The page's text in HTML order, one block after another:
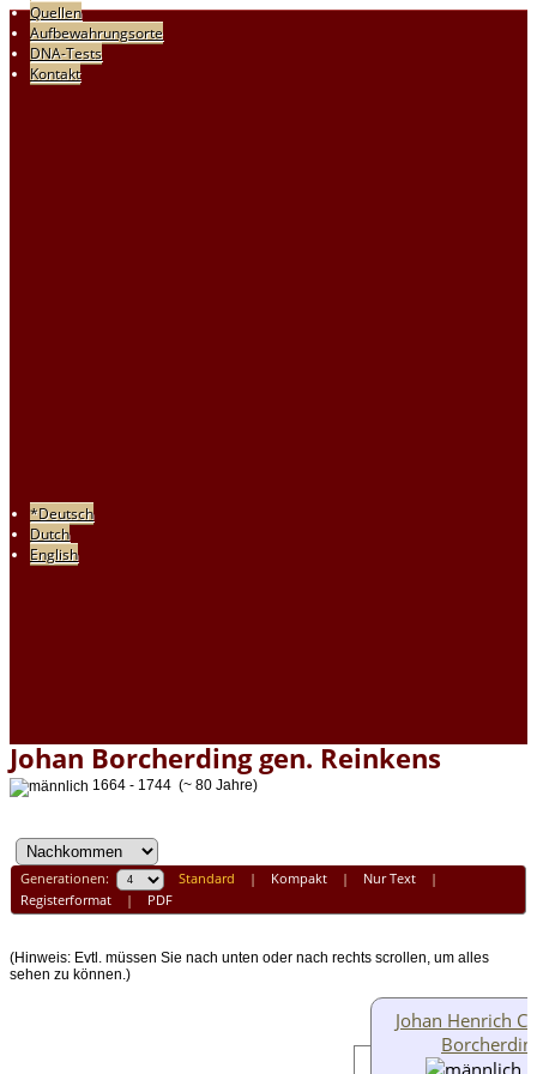
Quellen
Aufbewahrungsorte
DNA-Tests
Kontakt
*Deutsch
Dutch
English
Johan Borcherding gen. Reinkens
1664 - 1744 (~ 80 Jahre)
Generationen: Standard | Kompakt| Nur Text|
Registerformat| PDF
(Hinweis: Evtl. müssen Sie nach unten oder nach rechts scrollen, um alles
sehen zu können.)
Johan Henrich